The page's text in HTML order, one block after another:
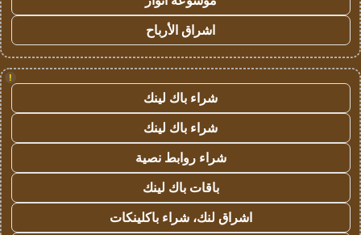
اشراق الأرباح
!
شراء باك لينك
شراء باك لينك
شراء روابط نصية
باقات باك لينك
اشراق لنك، شراء باكلينكات